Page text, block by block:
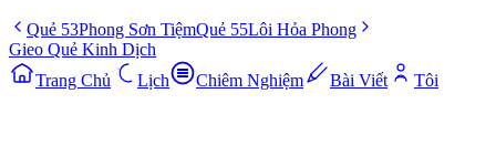
Quẻ 53Phong Sơn TiệmQuẻ 55Lôi Hỏa Phong
Gieo Quẻ Kinh Dịch
Trang Chủ
Lịch Chiêm Nghiệm Bài Viết Tôi